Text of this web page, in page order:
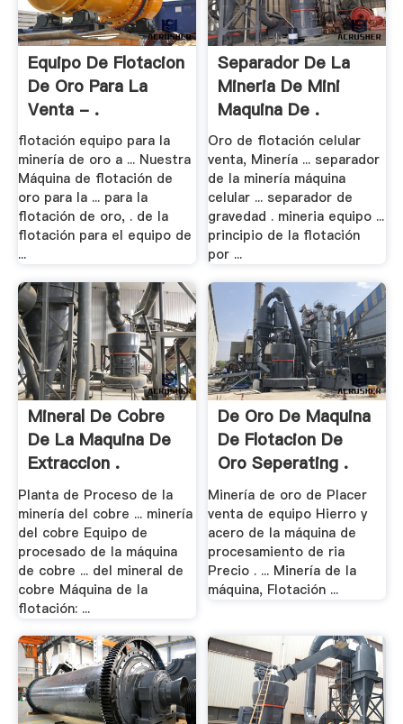
Equipo De Flotacion
De Oro Para La
Venta - .
flotación equipo para la
minería de oro a ... Nuestra
Máquina de flotación de
oro para la ... para la
flotación de oro, . de la
flotación para el equipo de
...
Separador De La
Mineria De Mini
Maquina De .
Oro de flotación celular
venta, Minería ... separador
de la minería máquina
celular ... separador de
gravedad . mineria equipo ...
principio de la flotación
por ...
Mineral De Cobre
De La Maquina De
Extraccion .
Planta de Proceso de la
minería del cobre ... minería
del cobre Equipo de
procesado de la máquina
de cobre ... del mineral de
cobre Máquina de la
flotación: ...
De Oro De Maquina
De Flotacion De
Oro Seperating .
Minería de oro de Placer
venta de equipo Hierro y
acero de la máquina de
procesamiento de ria
Precio . ... Minería de la
máquina, Flotación ...